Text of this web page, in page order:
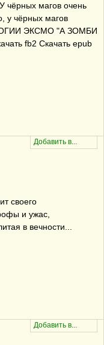
чёрных магов очень
у чёрных магов
ЭКСМО "А ЗОМБИ
fb2 Скачать epub
своего
и ужас,
в вечности...